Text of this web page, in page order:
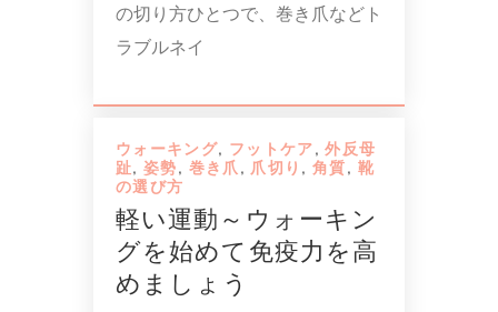
の切り方ひとつで、巻き爪などト
ラブルネイ
ウォーキング, フットケア,外反母
趾,姿勢, 巻き爪 , 爪切り ,角質, 靴
の選び方
軽い運動～ウォーキン
グを始めて免疫力を高
めましょう